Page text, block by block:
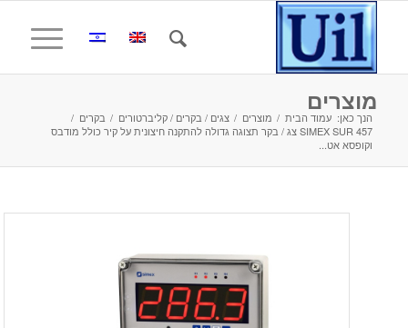
מוצרים
הנך כאן: עמוד הבית / מוצרים / צגים / בקרים / קליברטורים / בקרים /
SIMEX SUR 457 צג / בקר תצוגה גדולה להתקנה חיצונית על קיר כולל מודבס
וקופסא אט...